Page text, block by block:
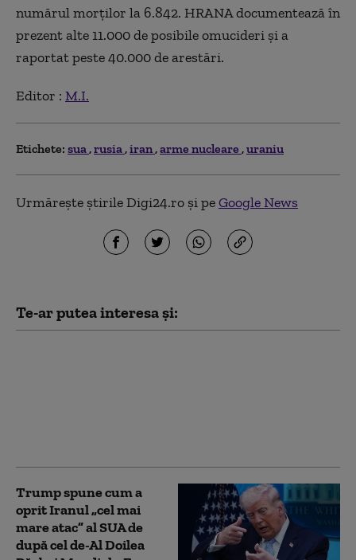
numărul morţilor la 6.842. HRANA documentează în
prezent alte 11.000 de posibile omucideri şi a
raportat peste 40.000 de arestări.
Editor : M.I.
Etichete: sua rusia iran arme nucleare uraniu
Urmărește știrile Digi24.ro și peGoogle News
Te-ar putea interesa și:
Trump spune cum a
oprit Iranul „cel mai
mare atac” al SUA de
după cel de-Al Doilea